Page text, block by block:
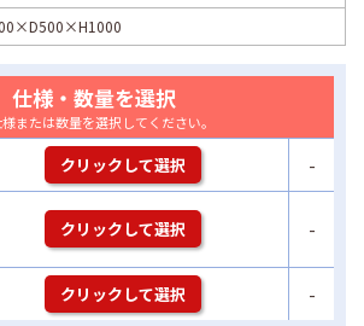
仕様・数量を選択
または数量を選択してください。
クリックして選択 -
クリックして選択 -
クリックして選択 -